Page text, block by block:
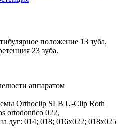
положение 13 зуба,
23 зуба.
аппаратом
Orthoclip SLB U-Clip Roth
ortodontico 022,
дуг: 014; 018; 016x022; 018x025